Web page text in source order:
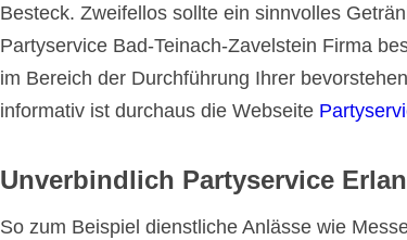
Besteck. Zweifellos sollte ein sinnvolles
Partyservice Bad-Teinach-Zavelstein Firma
im Bereich der Durchführung Ihrer
informativ ist durchaus die Webseite
Unverbindlich Partyservice
So zum Beispiel dienstliche Anlässe wie